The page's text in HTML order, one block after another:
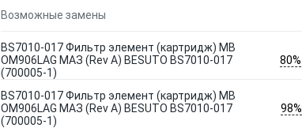
Возможные замены
BS7010-017 Фильтр элемент (картридж) MB
OM906LAG МАЗ (Rev A) BESUTO BS7010-017
(700005-1)
80%
BS7010-017 Фильтр элемент (картридж) MB
OM906LAG МАЗ (Rev A) BESUTO BS7010-017
(700005-1)
98%